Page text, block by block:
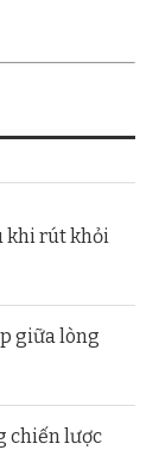
khi rút khỏi
giữa lòng
chiến lược